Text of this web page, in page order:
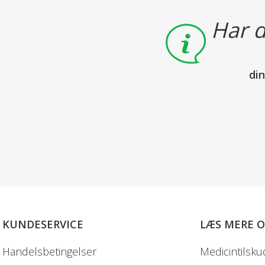
Har
KUNDESERVICE
Handelsbetingelser
LÆS MERE